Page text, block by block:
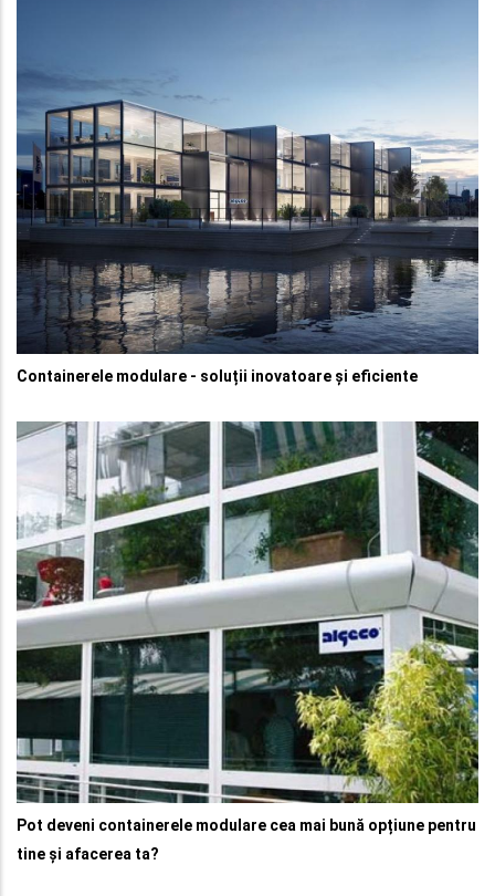
Containerele modulare - soluții inovatoare și eficiente
Pot deveni containerele modulare cea mai bună opțiune pentru
tine și afacerea ta?